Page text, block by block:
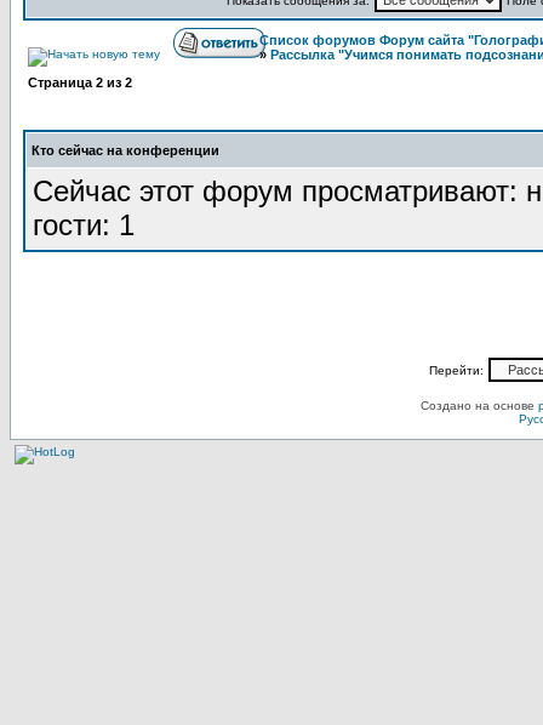
Список форумов Форум сайта
» Рассылка "Учимся понимать
Страница 2 из 2
Кто сейчас на конференции
Сейчас этот форум просматривают:
гости: 1
Перейти:
Создано на основе